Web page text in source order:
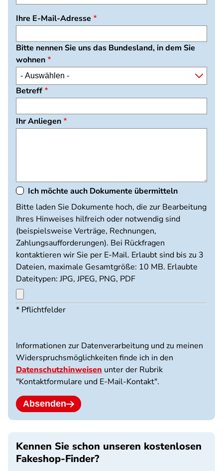
Ihre E-Mail-Adresse
Bitte nennen Sie uns das Bundesland, in dem Sie
wohnen
Betreff
Ihr Anliegen
Ich möchte auch Dokumente übermitteln
Dokumente
hochladen
Bitte laden Sie Dokumente hoch, die zur Bearbeitung
Ihres Hinweises hilfreich oder notwendig sind
(beispielsweise Verträge, Rechnungen,
Zahlungsaufforderungen). Bei Rückfragen
kontaktieren wir Sie per E-Mail. Erlaubt sind bis zu 3
Dateien, maximale Gesamtgröße: 10 MB. Erlaubte
Dateitypen: JPG, JPEG, PNG, PDF
Maximal
möglich.
10
MB
Limit.
Erlaubte
jpg
jpeg
* Pflichtfelder
Informationen zur Datenverarbeitung und zu meinen
Widerspruchsmöglichkeiten finde ich in den
Datenschutzhinweisen unter der Rubrik
"Kontaktformulare und E-Mail-Kontakt".
Absenden
Kennen Sie schon unseren kostenlosen
Fakeshop-Finder?